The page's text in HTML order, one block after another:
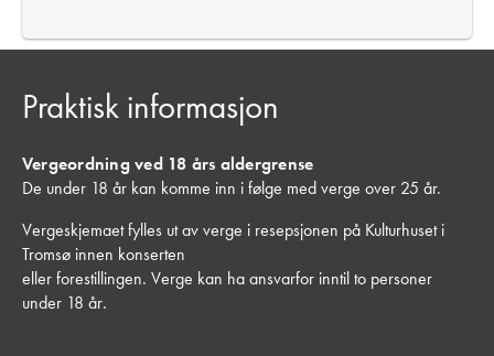
Praktisk informasjon
Vergeordning ved 18 års aldergrense
De under 18 år kan komme inn i følge med verge over 25 år.
Vergeskjemaet fylles ut av verge i resepsjonen på Kulturhuset i
Tromsø innen konserten
eller forestillingen. Verge kan ha ansvarfor inntil to personer
under 18 år.